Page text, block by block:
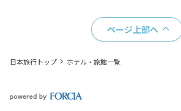
ページ上部へ
日本旅行トップ ホテル・旅館一覧